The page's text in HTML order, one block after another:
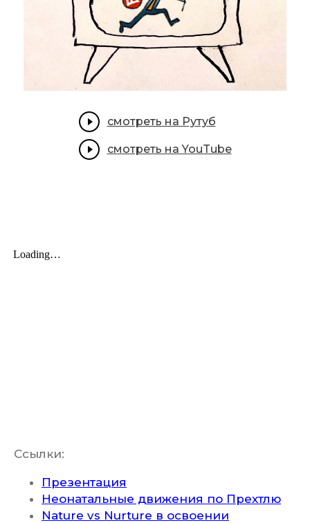
смотреть на Рутуб
смотреть на YouTube
Ссылки:
Презентация
Неонатальные движения по Прехтлю
Nature vs Nurture в освоении